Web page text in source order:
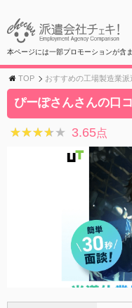
本ページには一部プロモーションが含
TOP おすすめの工場製造業
ぴーぽさんさんの口
★★★★★
★★★★★ 3.65点